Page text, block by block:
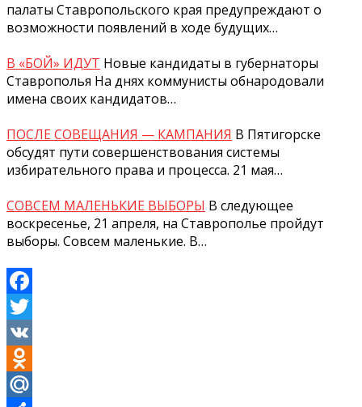
палаты Ставропольского края предупреждают о
возможности появлений в ходе будущих…
В «БОЙ» ИДУТ Новые кандидаты в губернаторы
Ставрополья На днях коммунисты обнародовали
имена своих кандидатов…
ПОСЛЕ СОВЕЩАНИЯ — КАМПАНИЯ В Пятигорске
обсудят пути совершенствования системы
избирательного права и процесса. 21 мая…
СОВСЕМ МАЛЕНЬКИЕ ВЫБОРЫ В следующее
воскресенье, 21 апреля, на Ставрополье пройдут
выборы. Совсем маленькие. В…
Facebook
Twitter
VK
Odnoklassniki